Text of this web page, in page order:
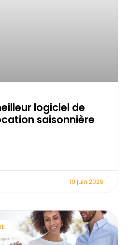
logiciel de
saisonnière
19 juin 2026